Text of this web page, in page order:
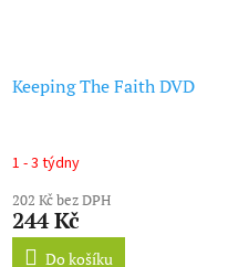
Keeping The Faith DVD
1 - 3 týdny
202 Kč bez DPH
244 Kč
Do košíku